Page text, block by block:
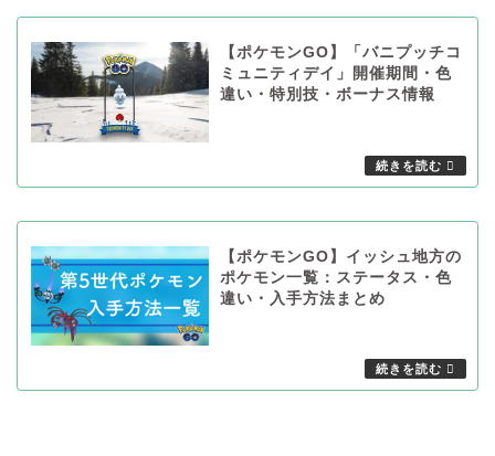
【ポケモンGO】「バニプッチコ
ミュニティデイ」開催期間・色
違い・特別技・ボーナス情報
【ポケモンGO】イッシュ地方の
ポケモン一覧：ステータス・色
違い・入手方法まとめ